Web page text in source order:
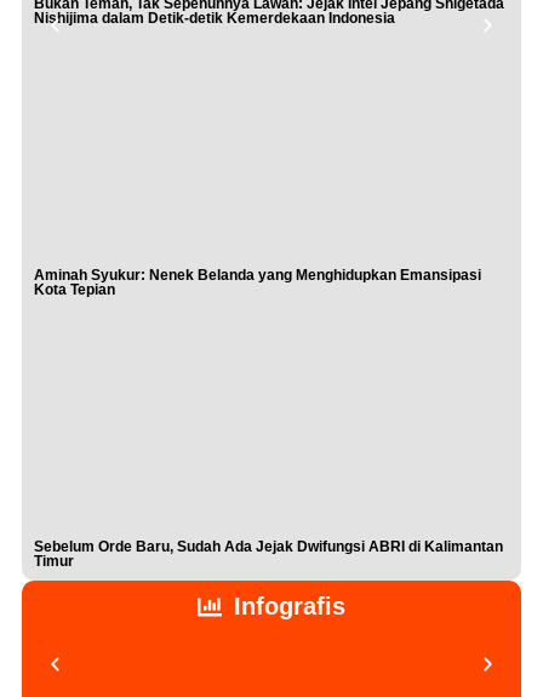
Bukan Teman, Tak Sepenuhnya Lawan: Jejak Intel Jepang Shigetada
Nishijima dalam Detik-detik Kemerdekaan Indonesia
Aminah Syukur: Nenek Belanda yang Menghidupkan Emansipasi
Kota Tepian
Sebelum Orde Baru, Sudah Ada Jejak Dwifungsi ABRI di Kalimantan
Timur
Infografis